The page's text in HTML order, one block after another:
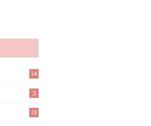
14
3
19